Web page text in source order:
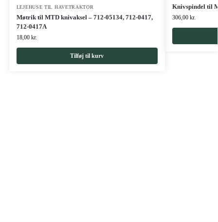
LEJEHUSE TIL HAVETRAKTOR
Møtrik til MTD knivaksel – 712-05134, 712-0417,
712-0417A
18,00 kr.
Tilføj til kurv
Knivspindel til
306,00 kr.